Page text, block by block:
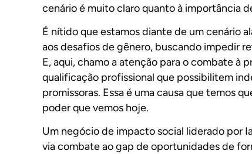
cenário é muito claro quanto à importância
É nítido que estamos diante de um cenário
aos desafios de gênero, buscando impedir
E, aqui, chamo a atenção para o combate à
qualificação profissional que possibilitem
promissoras. Essa é uma causa que temos
poder que vemos hoje.
Um negócio de impacto social liderado por
via combate ao gap de oportunidades de